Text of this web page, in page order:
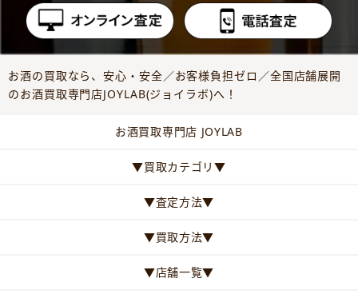
お酒の買取なら、安心・安全／お客様負担ゼロ／全国店舗展開
のお酒買取専門店JOYLAB(ジョイラボ)へ！
お酒買取専門店 JOYLAB
▼買取カテゴリ▼
▼査定方法▼
▼買取方法▼
▼店舗一覧▼